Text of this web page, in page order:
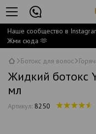
Наше сообщество в
Жми сюда 🫶
Ботокс для волос
Жидкий ботокс
мл
Артикул: 8250